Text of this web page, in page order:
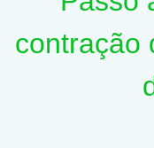
contração